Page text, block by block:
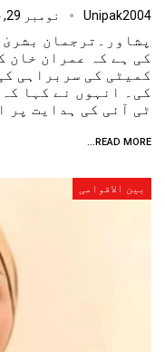
Unipak2004 نومبر 29, 2024
پشاور۔ترجمان
کی ہے کہ عمران خان
کمیٹی کی سربراہی
کی۔ انہوں نے کہا
ٹی آئی کی ہدایت پر
READ MORE...
بین الاقوامی